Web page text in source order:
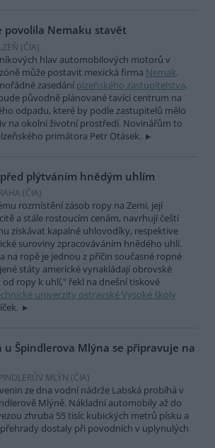
povolila Nemaku stavět
(ČIA)
hlav automobilových motorů v
může postavit mexická firma Nemak.
zasedání plzeňského zastupitelstva.
původně plánované tavící centrum na
odpadu, které by podle zastupitelů mělo
na okolní životní prostředí. Novinářům to
primátora Petr Otásek.
plýtváním hnědým uhlím
(ČIA)
rozmístění zásob ropy na Zemi, její
a stále rostoucím cenám, navrhují čeští
získávat kapalné uhlovodíky, respektive
suroviny zpracováváním hnědého uhlí.
na ropě je jednou z příčin současné ropné
státy americké vynakládají obrovské
od ropy k uhlí," řekl na dnešní tiskové
univerzity ostravské Vysoké školy
u Špindlerova Mlýna se připravuje na
MLÝN (ČIA)
ze dna vodní nádrže Labská probíhá v
Mlýně. Nákladní automobily až do
zhruba 55 tisíc kubických metrů písku a
dostaly při povodních v uplynulých